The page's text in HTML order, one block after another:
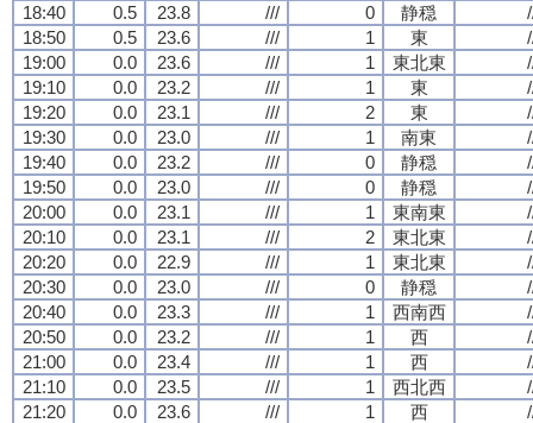
18:40
0.5 23.8 /// 0 静穏
18:50
0.5 23.6 /// 1 東
19:00
0.0 23.6 /// 1 東北東
19:10
0.0 23.2 /// 1 東
19:20
0.0 23.1 /// 2 東
19:30
0.0 23.0 /// 1 南東
19:40
0.0 23.2 /// 0 静穏
19:50
0.0 23.0 /// 0 静穏
20:00
0.0 23.1 /// 1 東南東
20:10
0.0 23.1 /// 2 東北東
20:20
0.0 22.9 /// 1 東北東
20:30
0.0 23.0 /// 0 静穏
20:40
0.0 23.3 /// 1 西南西
20:50
0.0 23.2 /// 1 西
21:00
0.0 23.4 /// 1 西
21:10
0.0 23.5 /// 1 西北西
21:20
0.0 23.6 /// 1 西